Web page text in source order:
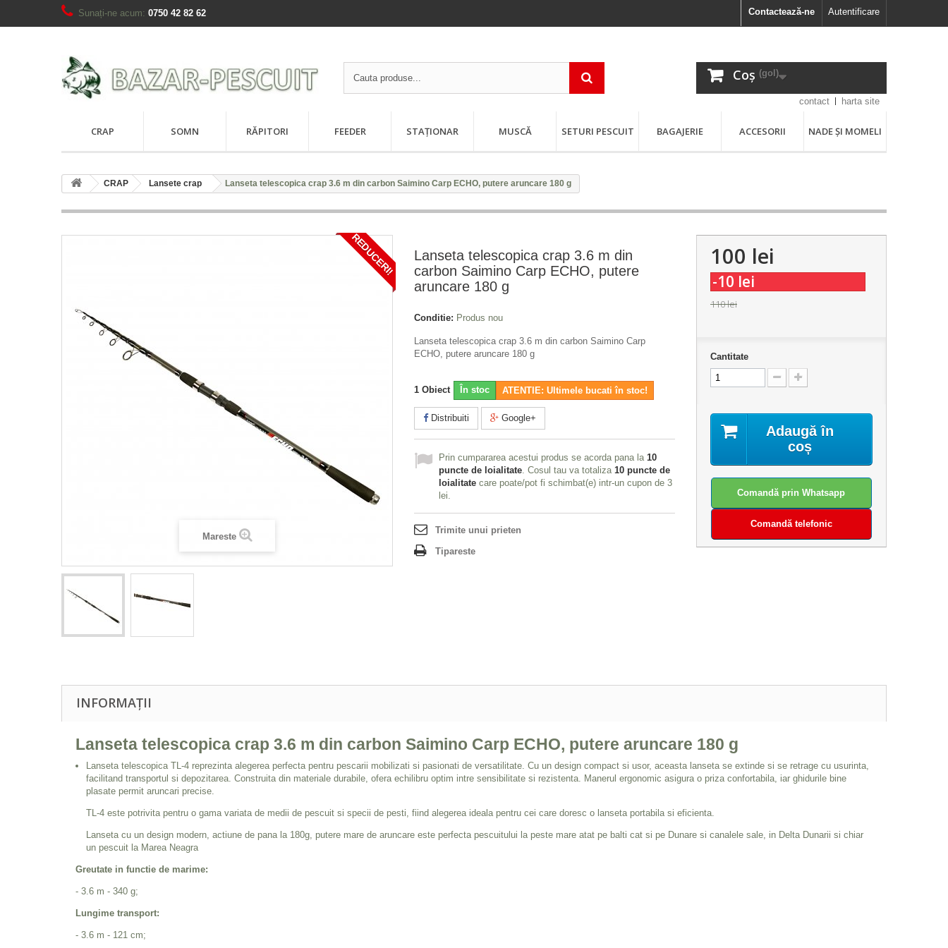
Autentificare
Contactează-ne
Sunați-ne acum: 0750 42 82 62
Coș (gol)
contact harta site
CRAP SOMN RĂPITORI FEEDER STAȚIONAR MUSCĂ SETURI PESCUIT BAGAJERIE ACCESORII NADE ȘI MOMELI
CRAP Lansete crap Lanseta telescopica crap 3.6 m din carbon Saimino Carp ECHO, putere aruncare 180 g
REDUCERI!
Mareste
Lanseta telescopica crap 3.6 m din
carbon Saimino Carp ECHO, putere
aruncare 180 g
Conditie: Produs nou
Lanseta telescopica crap 3.6 m din carbon Saimino Carp
ECHO, putere aruncare 180 g
1 Obiect În stoc ATENTIE: Ultimele bucati în stoc!
Distribuiti Google+
Prin cumpararea acestui produs se acorda pana la 10
puncte de loialitate. Cosul tau va totaliza 10 puncte de
loialitate care poate/pot fi schimbat(e) intr-un cupon de 3
lei.
Trimite unui prieten
Tipareste
100 lei
-10 lei
110 lei
Cantitate
Adaugă în
coș
Comandă prin Whatsapp
Comandă telefonic
INFORMAȚII
Lanseta telescopica crap 3.6 m din carbon Saimino Carp ECHO, putere aruncare 180 g
Lanseta telescopica TL-4 reprezinta alegerea perfecta pentru pescarii mobilizati si pasionati de versatilitate. Cu un design compact si usor, aceasta lanseta se extinde si se retrage cu usurinta,
facilitand transportul si depozitarea. Construita din materiale durabile, ofera echilibru optim intre sensibilitate si rezistenta. Manerul ergonomic asigura o priza confortabila, iar ghidurile bine
plasate permit aruncari precise.
TL-4 este potrivita pentru o gama variata de medii de pescuit si specii de pesti, fiind alegerea ideala pentru cei care doresc o lanseta portabila si eficienta.
Lanseta cu un design modern, actiune de pana la 180g, putere mare de aruncare este perfecta pescuitului la peste mare atat pe balti cat si pe Dunare si canalele sale, in Delta Dunarii si chiar
un pescuit la Marea Neagra
Greutate in functie de marime:
- 3.6 m - 340 g;
Lungime transport:
- 3.6 m - 121 cm;